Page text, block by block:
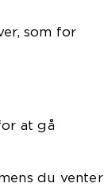
som for
at gå
du venter